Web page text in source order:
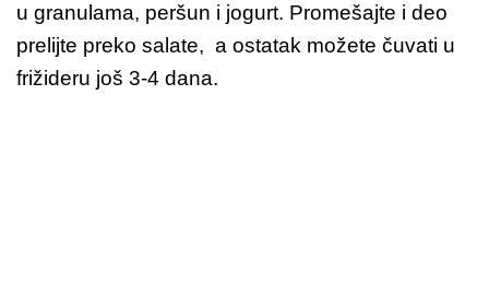
u granulama, peršun i jogurt. Promešajte i deo
prelijte preko salate, a ostatak možete čuvati u
frižideru još 3-4 dana.